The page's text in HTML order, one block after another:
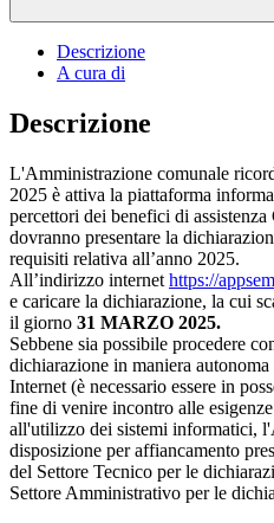
Descrizione
A cura di
Descrizione
L'Amministrazione comunale
2025 è attiva la piattaforma
percettori dei benefici di
dovranno presentare la
requisiti relativa all’anno 2025.
All’indirizzo internet https://
e caricare la dichiarazione, la cui
il giorno 31 MARZO 2025.
Sebbene sia possibile procedere
dichiarazione in maniera
Internet (è necessario essere in
fine di venire incontro alle
all'utilizzo dei sistemi informatici,
disposizione per affiancamento
del Settore Tecnico per le
Settore Amministrativo per le